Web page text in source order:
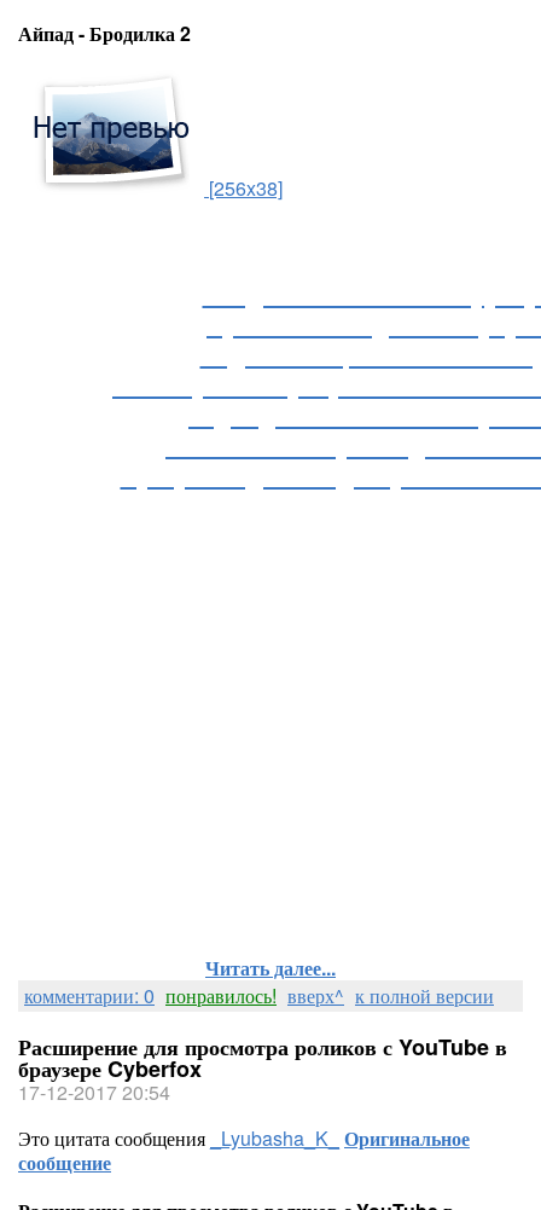
Айпад - Бродилка 2
[256x38]
Простоплеер - блокировка и
Качаем музыку в мр3 с
Читать далее...
комментарии: 0 понравилось! вверх^ к полной версии
Расширение для просмотра роликов с YouTube в
браузере Cyberfox
17-12-2017 20:54
Это цитата сообщения
_Lyubasha_K_ Оригинальное
сообщение